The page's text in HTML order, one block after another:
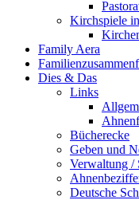
Kirchspiele
Family Aera
Dies & Das
Links
Bücherecke
Geben und
Verwaltung /
Deutsche